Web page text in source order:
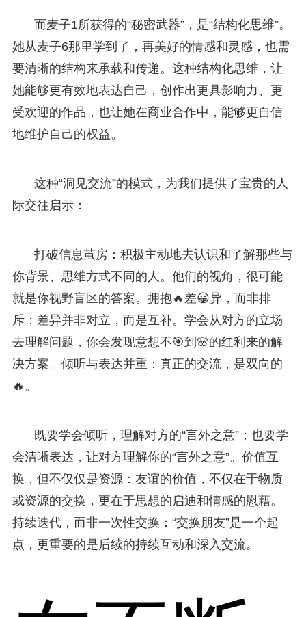
而麦子1所获得的“秘密武器”，是“结构化思维”。
她从麦子6那里学到了，再美好的情感和灵感，也需
要清晰的结构来承载和传递。这种结构化思维，让
她能够更有效地表达自己，创作出更具影响力、更
受欢迎的作品，也让她在商业合作中，能够更自信
地维护自己的权益。
这种“洞见交流”的模式，为我们提供了宝贵的人
际交往启示：
打破信息茧房：积极主动地去认识和了解那些与
你背景、思维方式不同的人。他们的视角，很可能
就是你视野盲区的答案。拥抱🔥差😀异，而非排
斥：差异并非对立，而是互补。学会从对方的立场
去理解问题，你会发现意想不🎯到🌸的红利来的解
决方案。倾听与表达并重：真正的交流，是双向的
🔥。
既要学会倾听，理解对方的“言外之意”；也要学
会清晰表达，让对方理解你的“言外之意”。价值互
换，但不仅仅是资源：友谊的价值，不仅在于物质
或资源的交换，更在于思想的启迪和情感的慰藉。
持续迭代，而非一次性交换：“交换朋友”是一个起
点，更重要的是后续的持续互动和深入交流。